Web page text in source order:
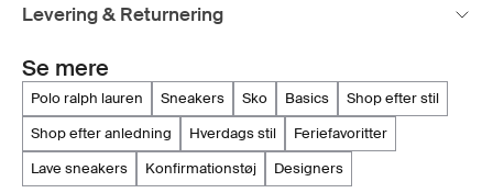
Levering & Returnering
Se mere
polo ralph lauren sneakers sko basics
shop efter stil
shop efter anledning
hverdags stil
feriefavoritter
lave sneakers
konfirmationstøj designers